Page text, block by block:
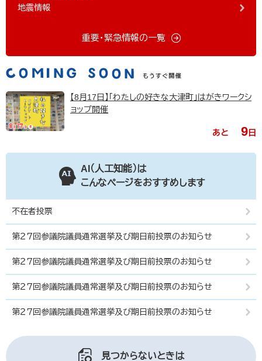
地震情報
重要・緊急情報の一覧
【8月17日】「わたしの好きな大津町」はがきワークシ
ョップ開催
あと 9日
AI（人工知能）は
こんなページをおすすめします
不在者投票
第２７回参議院議員通常選挙及び期日前投票のお知らせ
第２７回参議院議員通常選挙及び期日前投票のお知らせ
第２７回参議院議員通常選挙及び期日前投票のお知らせ
第２７回参議院議員通常選挙及び期日前投票のお知らせ
見つからないときは